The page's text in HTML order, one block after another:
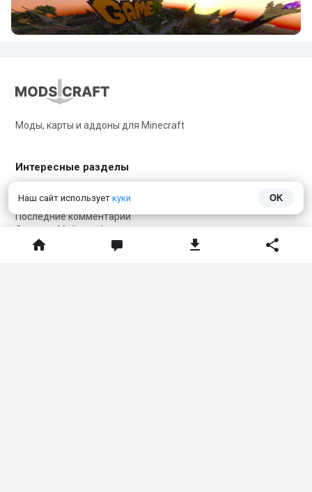
Наш сайт использует куки OK
Моды, карты и аддоны для Minecraft
Интересные разделы
ТОП 100 карт
Последние комментарии
Сервера Майнкрафт
Подборки